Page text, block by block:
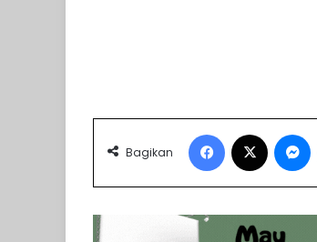
Bagikan
Facebook